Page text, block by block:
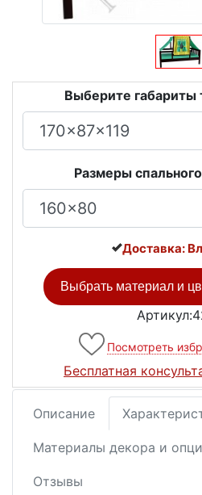
Выберите габариты
Размеры
Доставка:
Выбрать материал и
Посмотреть
Бесплатная
Описание
Материалы декора и
Отзывы